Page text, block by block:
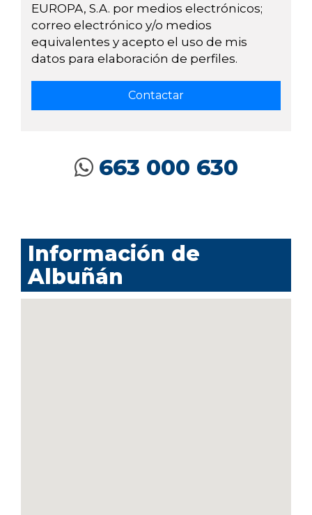
EUROPA, S.A. por medios electrónicos;
correo electrónico y/o medios
equivalentes y acepto el uso de mis
datos para elaboración de perfiles.
663 000 630
Información de
Albuñán